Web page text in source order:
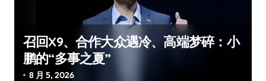
召回X9、合作大众遇冷、高端梦碎：小
鹏的“多事之夏”
8 月 5, 2026